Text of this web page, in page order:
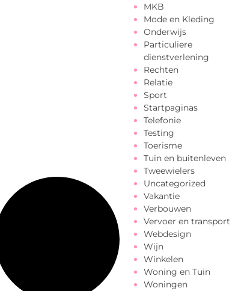
MKB
Mode en Kleding
Onderwijs
Particuliere
dienstverlening
Rechten
Relatie
Sport
Startpaginas
Telefonie
Testing
Toerisme
Tuin en buitenleven
Tweewielers
Uncategorized
Vakantie
Verbouwen
Vervoer en transport
Webdesign
Wijn
Winkelen
Woning en Tuin
Woningen